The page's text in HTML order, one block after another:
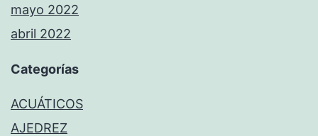
mayo 2022
abril 2022
Categorías
ACUÁTICOS
AJEDREZ